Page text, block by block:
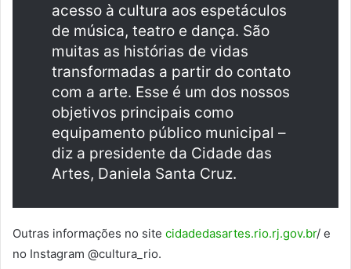
acesso à cultura aos espetáculos
de música, teatro e dança. São
muitas as histórias de vidas
transformadas a partir do contato
com a arte. Esse é um dos nossos
objetivos principais como
equipamento público municipal –
diz a presidente da Cidade das
Artes, Daniela Santa Cruz.
Outras informações no site cidadedasartes.rio.rj.gov.br/ e
no Instagram @cultura_rio.